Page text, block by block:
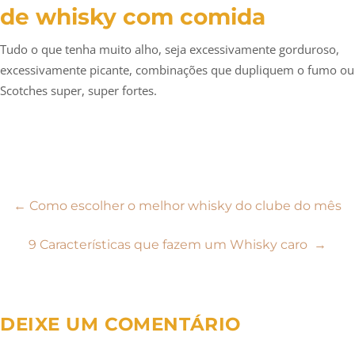
de whisky com comida
Tudo o que tenha muito alho, seja excessivamente gorduroso,
excessivamente picante, combinações que dupliquem o fumo ou
Scotches super, super fortes.
Navegação
de
← Como escolher o melhor whisky do clube do mês
9 Características que fazem um Whisky caro →
DEIXE UM COMENTÁRIO